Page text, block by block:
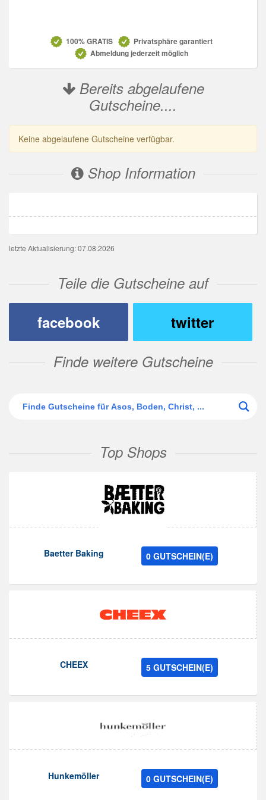
100% GRATIS
Privatsphäre garantiert
Abmeldung jederzeit möglich
Bereits abgelaufene
Gutscheine....
Keine abgelaufene Gutscheine verfügbar.
Shop Information
letzte Aktualisierung: 07.08.2026
Teile die Gutscheine auf
facebook
twitter
Finde weitere Gutscheine
Top Shops
Baetter Baking 0 GUTSCHEIN(E)
CHEEX 5 GUTSCHEIN(E)
Hunkemöller 0 GUTSCHEIN(E)